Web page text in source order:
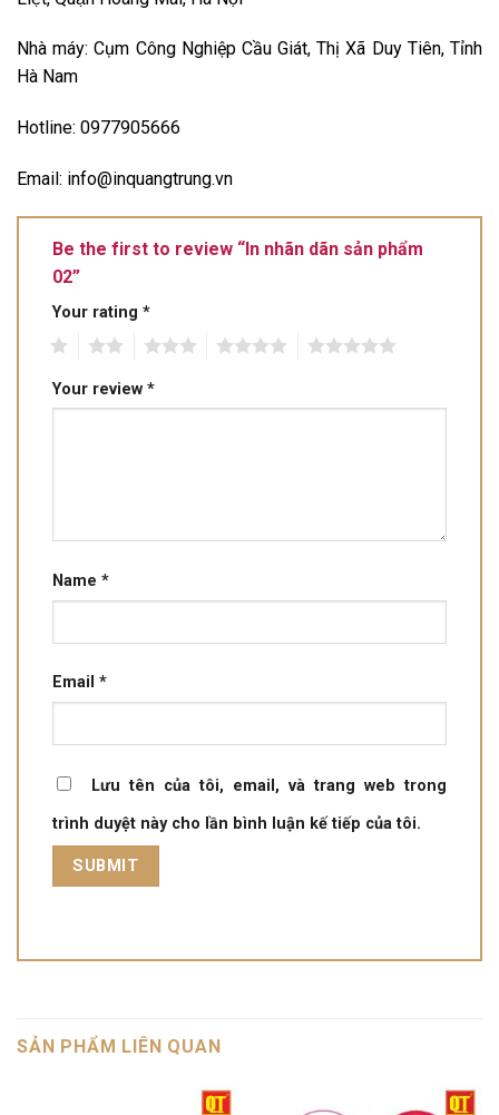
Nhà máy: Cụm Công Nghiệp Cầu Giát, Thị Xã Duy Tiên, Tỉnh
Hà Nam
Hotline: 0977905666
Email: info@inquangtrung.vn
Be the first to review “In nhãn dãn sản phẩm
02”
Your rating *
Your review *
Name *
Email *
Lưu tên của tôi, email, và trang web trong
trình duyệt này cho lần bình luận kế tiếp của tôi.
SẢN PHẨM LIÊN QUAN